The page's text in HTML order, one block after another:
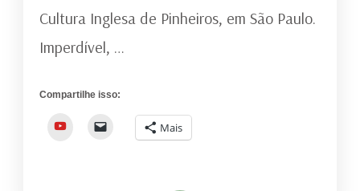
APRESENTAÇÕES
Cultura Inglesa de Pinheiros, em São Paulo.
Imperdível, …
Compartilhe isso:
YouTube Mais